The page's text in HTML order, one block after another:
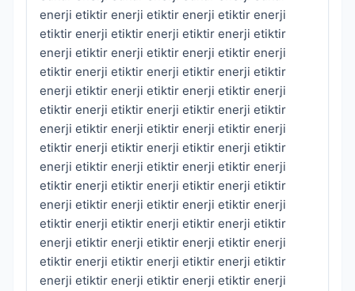
enerji etiktir enerji etiktir enerji etiktir enerji
etiktir enerji etiktir enerji etiktir enerji etiktir
enerji etiktir enerji etiktir enerji etiktir enerji
etiktir enerji etiktir enerji etiktir enerji etiktir
enerji etiktir enerji etiktir enerji etiktir enerji
etiktir enerji etiktir enerji etiktir enerji etiktir
enerji etiktir enerji etiktir enerji etiktir enerji
etiktir enerji etiktir enerji etiktir enerji etiktir
enerji etiktir enerji etiktir enerji etiktir enerji
etiktir enerji etiktir enerji etiktir enerji etiktir
enerji etiktir enerji etiktir enerji etiktir enerji
etiktir enerji etiktir enerji etiktir enerji etiktir
enerji etiktir enerji etiktir enerji etiktir enerji
etiktir enerji etiktir enerji etiktir enerji etiktir
enerji etiktir enerji etiktir enerji etiktir enerji